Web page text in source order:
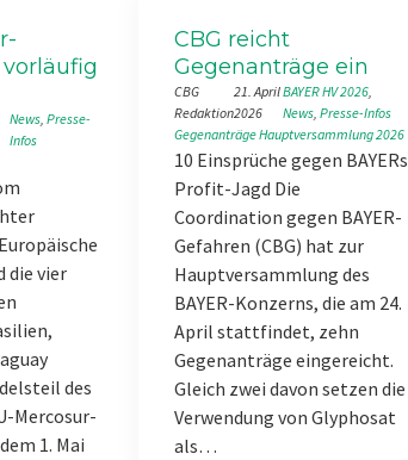
News, Presse-
Infos
die vier
des
Mercosur-
1. Mai
CBG reicht
Gegenanträge ein
CBG
Redaktion
21. April
2026
BAYER HV 2026
News, Presse-Infos
GegenanträgeHauptversammlung 2026
10 Einsprüche gegen BAYERs
Profit-Jagd Die
Coordination gegen BAYER-
Gefahren (CBG) hat zur
Hauptversammlung des
BAYER-Konzerns, die am 24.
April stattfindet, zehn
Gegenanträge eingereicht.
Gleich zwei davon setzen die
Verwendung von Glyphosat
als…